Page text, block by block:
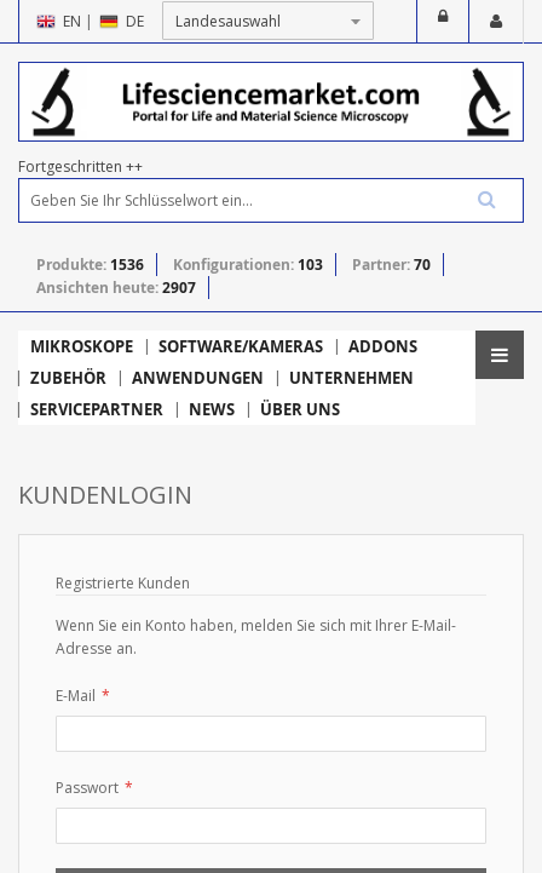
EN | DE
Fortgeschritten ++
Produkte: 1536 Konfigurationen: 103 Partner:70
Ansichten heute:2907
MIKROSKOPE SOFTWARE/KAMERAS
ADDONS
ZUBEHÖR
ANWENDUNGEN
UNTERNEHMEN
SERVICEPARTNER
NEWS ÜBER UNS
KUNDENLOGIN
Registrierte Kunden
Wenn Sie ein Konto haben, melden Sie sich mit Ihrer E-Mail-
Adresse an.
E-Mail
Passwort